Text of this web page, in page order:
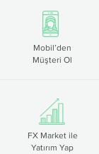
Mobil’den
Müşteri Ol
FX Market ile
Yatırım Yap